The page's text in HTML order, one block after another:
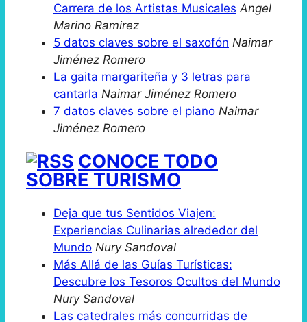
Carrera de los Artistas Musicales Angel
Marino Ramirez
5 datos claves sobre el saxofón Naimar
Jiménez Romero
La gaita margariteña y 3 letras para
cantarla Naimar Jiménez Romero
7 datos claves sobre el piano Naimar
Jiménez Romero
CONOCE TODO
SOBRE TURISMO
Deja que tus Sentidos Viajen:
Experiencias Culinarias alrededor del
Mundo Nury Sandoval
Más Allá de las Guías Turísticas:
Descubre los Tesoros Ocultos del Mundo
Nury Sandoval
Las catedrales más concurridas de